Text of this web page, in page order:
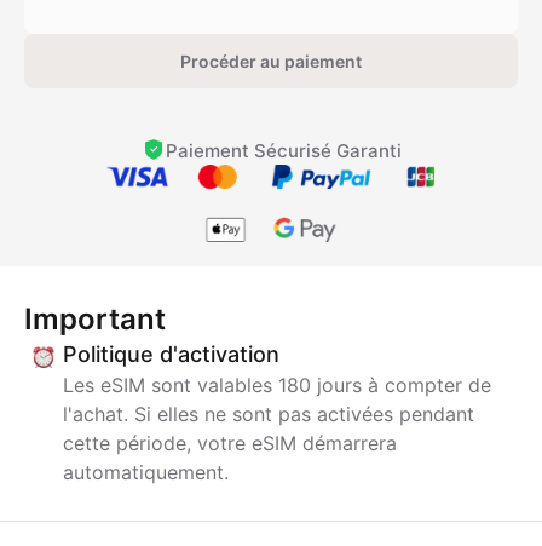
Procéder au paiement
Paiement Sécurisé Garanti
Important
Politique d'activation
Les eSIM sont valables 180 jours à compter de
l'achat. Si elles ne sont pas activées pendant
cette période, votre eSIM démarrera
automatiquement.